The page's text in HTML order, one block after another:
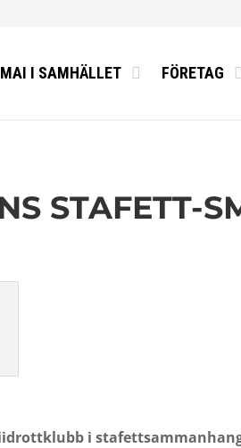
MAI I SAMHÄLLET FÖRETAG
STAFETT-
i